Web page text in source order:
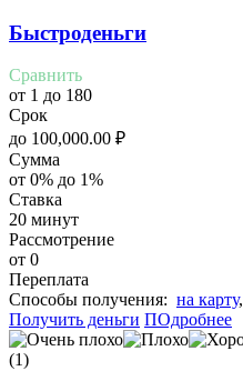
Быстроденьги
Сравнить
от 1 до 180
Срок
до 100,000.00 ₽
Сумма
от 0% до 1%
Ставка
20 минут
Рассмотрение
от 0
Переплата
Cпособы получения: на карту,
Получить деньги ПОдробнее
(1)